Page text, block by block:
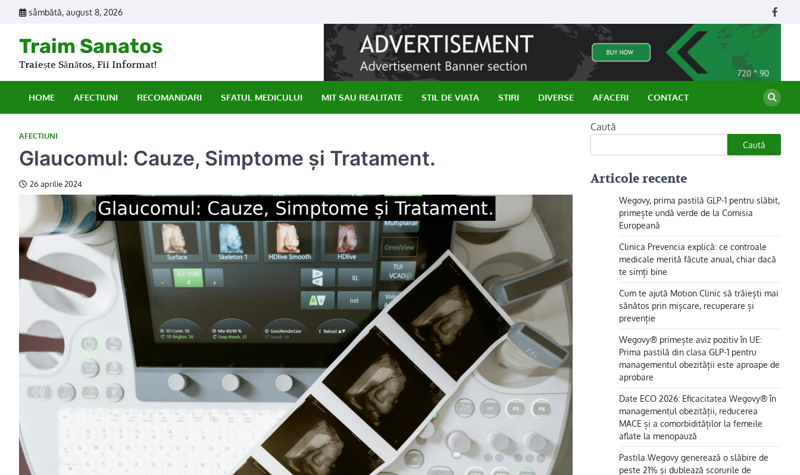
sâmbătă, august 8, 2026
Traim Sanatos
Traiește Sănătos, Fii Informat!
HOME AFECTIUNI RECOMANDARI SFATUL MEDICULUI MIT SAU REALITATE STIL DE VIATA STIRI DIVERSE AFACERI CONTACT
AFECTIUNI
Glaucomul: Cauze, Simptome și Tratament.
26 aprilie 2024
Caută
Caută
Articole recente
Wegovy, prima pastilă GLP-1 pentru slăbit,
primește undă verde de la Comisia
Europeană
Clinica Prevencia explică: ce controale
medicale merită făcute anual, chiar dacă
te simți bine
Cum te ajută Motion Clinic să trăiești mai
sănătos prin mișcare, recuperare și
prevenție
Wegovy® primește aviz pozitiv în UE:
Prima pastilă din clasa GLP-1 pentru
managementul obezității este aproape de
aprobare
Date ECO 2026: Eficacitatea Wegovy® în
managementul obezității, reducerea
MACE și a comorbidităților la femeile
aflate la menopauză
Pastila Wegovy generează o slăbire de
peste 21% și dublează scorurile de